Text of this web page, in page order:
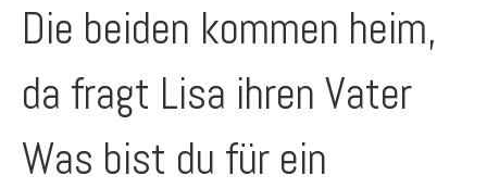
Die beiden kommen heim,
da fragt Lisa ihren Vater
Was bist du für ein